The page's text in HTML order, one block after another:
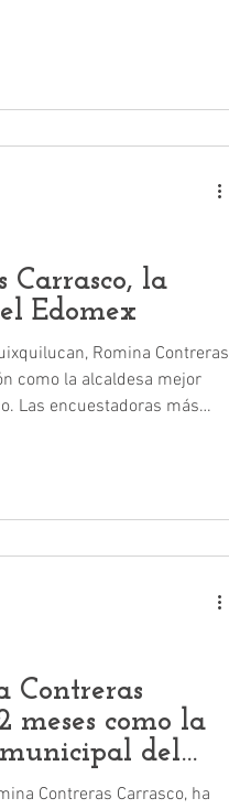
Carrasco, la
Edomex
Romina Contreras
como la alcaldesa mejor
Contreras
meses como la
del
Contreras Carrasco, ha